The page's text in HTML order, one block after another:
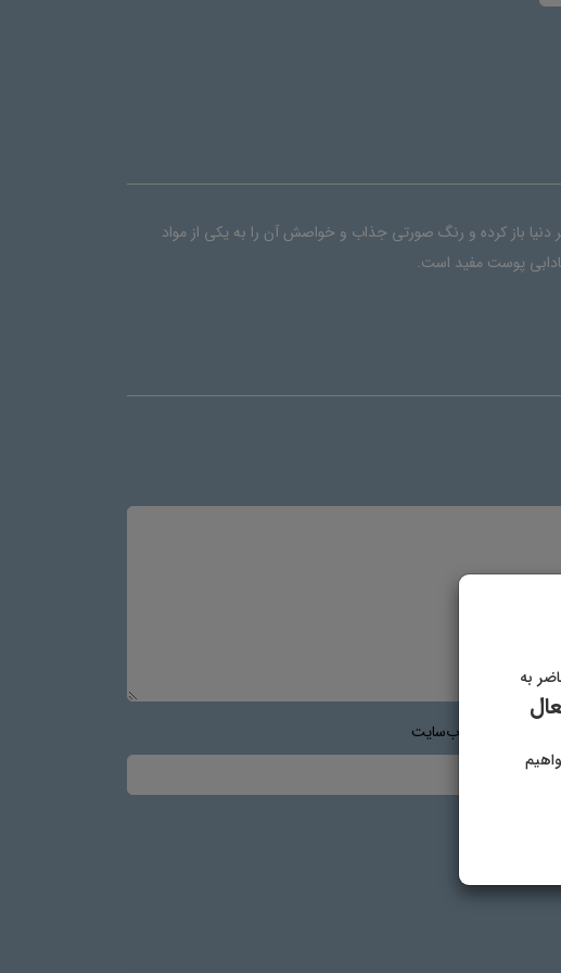
باز کرده و رنگ صورتی جذاب و خواصش آن را به یکی از مواد
پوست مفید است.
آدرس وب‌سایت
به